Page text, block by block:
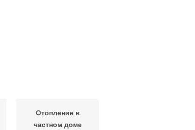
Отопление в
частном доме